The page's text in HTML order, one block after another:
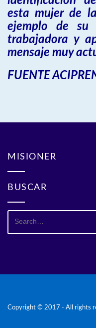
esta mujer de
ejemplo de su
trabajadora y
mensaje muy
FUENTE
MISIONER
BUSCAR
Search
Copyright © 2017 - All rights